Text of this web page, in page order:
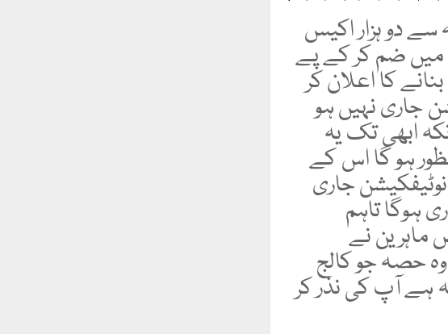
سے دو ہزار اکیس
میں ضم کر کے پے
کا اعلان کر
جاری نہیں ہو
ابھی تک یہ
ہو گا اس کے
جاری
ہوگا تاہم
ماہرین نے
حصہ جو کالج
ہے آپ کی نذر کر